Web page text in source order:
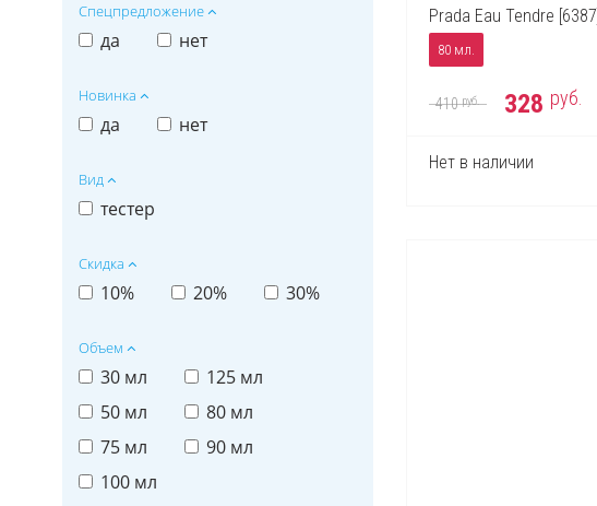
Baldessarini
Bond No 9
Bruno Banani
Burberry
Calvin Klein
Carolina Herrera
Cerruti
Chanel
Chloe
Chopard
Спецпредложение
да нет
Новинка
да нет
Вид
тестер
Скидка
10% 20% 30%
Объем
30 мл
125 мл
50 мл
80 мл
75 мл
90 мл
100 мл
Prada Eau Tendre [6387]
80 мл.
410руб. 328 руб.
Нет в наличии